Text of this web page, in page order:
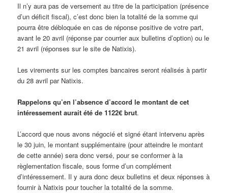
Il n’y aura pas de versement au titre de la participation (présence
d’un déficit fiscal), c’est donc bien la totalité de la somme qui
pourra être débloquée en cas de réponse positive de votre part,
avant le 20 avril (réponse par courrier aux bulletins d’option) ou le
21 avril (réponses sur le site de Natixis).
Les virements sur les comptes bancaires seront réalisés à partir
du 28 avril par Natixis.
Rappelons qu’en l’absence d’accord le montant de cet
intéressement aurait été de 1122€ brut.
L’accord que nous avons négocié et signé étant intervenu après
le 30 juin, le montant supplémentaire (pour atteindre le montant
de cette année) sera donc versé, pour se conformer à la
règlementation fiscale, sous forme d’un complément
d’intéressement. Il y aura donc deux bulletins et deux réponses à
fournir à Natixis pour toucher la totalité de la somme.